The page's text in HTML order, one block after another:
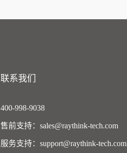
联系我们
400-998-9038
售前支持：sales@raythink-tech.com
服务支持：support@raythink-tech.com